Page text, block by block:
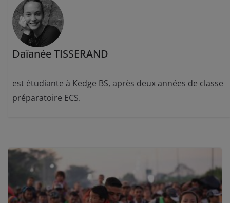
Daïanée TISSERAND
est étudiante à Kedge BS, après deux années de classe
préparatoire ECS.